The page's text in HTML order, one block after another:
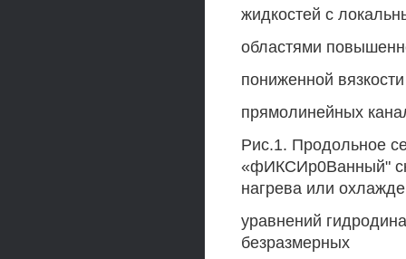
жидкостей с
областями
пониженной
прямолинейных
Рис.1. Продольное
«фИКСИр0Ванный"
нагрева или
уравнений
безразмерных